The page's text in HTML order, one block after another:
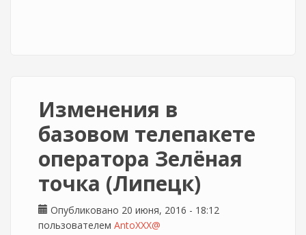
Изменения в
базовом телепакете
оператора Зелёная
точка (Липецк)
Опубликовано 20 июня, 2016 - 18:12
пользователем AntoXXX@